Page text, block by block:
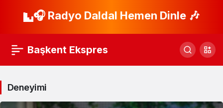
🎧 Radyo Daldal Hemen Dinle 🎶
Başkent Ekspres
Deneyimi